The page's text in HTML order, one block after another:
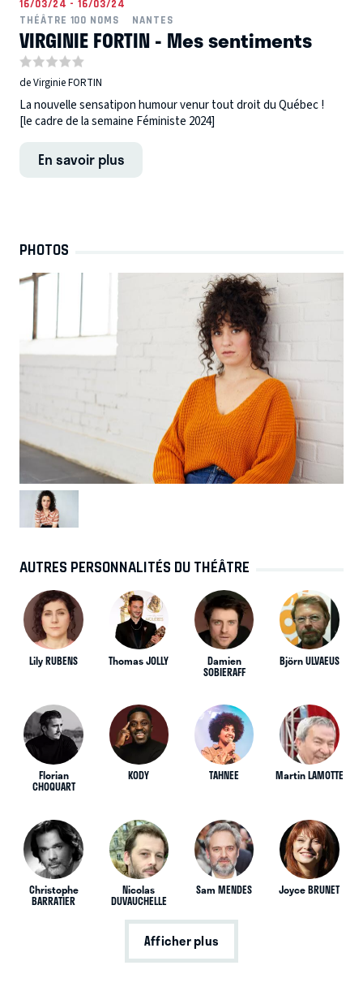
16/03/24 - 16/03/24
THÉÂTRE 100 NOMS
NANTES
VIRGINIE FORTIN - Mes sentiments
de Virginie FORTIN
La nouvelle sensatipon humour venur tout droit du Québec !
[le cadre de la semaine Féministe 2024]
En savoir plus
PHOTOS
AUTRES PERSONNALITÉS DU THÉÂTRE
Lily RUBENS Thomas JOLLY Damien
SOBIERAFF
Björn ULVAEUS
Florian
CHOQUART
KODY TAHNEE Martin LAMOTTE
Christophe
BARRATIER
Nicolas
DUVAUCHELLE
Sam MENDES Joyce BRUNET
Afficher plus